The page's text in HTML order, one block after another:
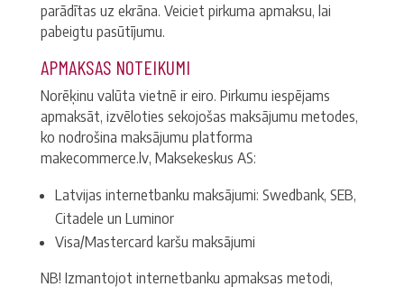
parādītas uz ekrāna. Veiciet pirkuma apmaksu, lai
pabeigtu pasūtījumu.
APMAKSAS NOTEIKUMI
Norēķinu valūta vietnē ir eiro. Pirkumu iespējams
apmaksāt, izvēloties sekojošas maksājumu metodes,
ko nodrošina maksājumu platforma
makecommerce.lv, Maksekeskus AS:
Latvijas internetbanku maksājumi: Swedbank, SEB,
Citadele un Luminor
Visa/Mastercard karšu maksājumi
NB! Izmantojot internetbanku apmaksas metodi,